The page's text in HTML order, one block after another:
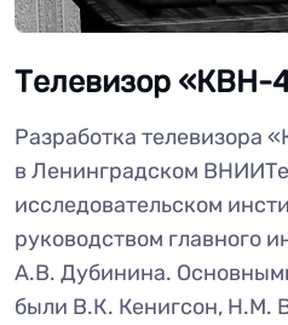
Телевизор «КВН-
Разработка телевизора
в Ленинградском
исследовательском
руководством главного
А.В. Дубинина.
были В.К. Кенигсон, Н.М.